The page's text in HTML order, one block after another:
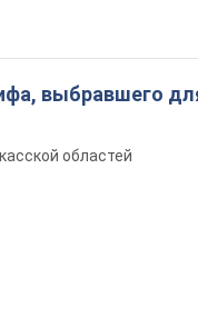
выбравшего
областей